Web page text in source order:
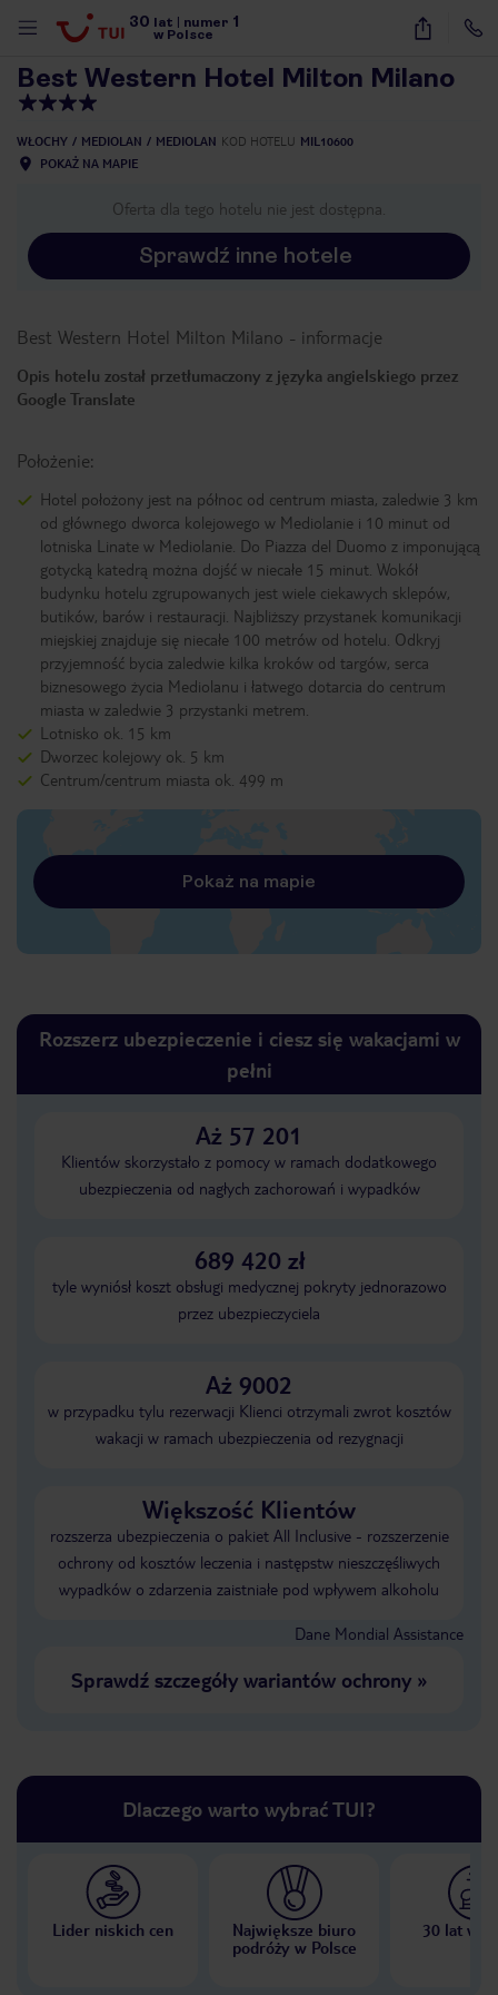
30 lat numer 1
w Polsce
40
Best Western Hotel Milton Milano
WŁOCHY MEDIOLAN MEDIOLAN KOD HOTELU MIL10600
POKAŻ NA MAPIE
Oferta dla tego hotelu nie jest dostępna.
Sprawdź inne hotele
Best Western Hotel Milton Milano - informacje
Opis hotelu został przetłumaczony z języka angielskiego przez
Google Translate
Położenie:
Hotel położony jest na północ od centrum miasta, zaledwie 3 km
od głównego dworca kolejowego w Mediolanie i 10 minut od
lotniska Linate w Mediolanie. Do Piazza del Duomo z imponującą
gotycką katedrą można dojść w niecałe 15 minut. Wokół
budynku hotelu zgrupowanych jest wiele ciekawych sklepów,
butików, barów i restauracji. Najbliższy przystanek komunikacji
miejskiej znajduje się niecałe 100 metrów od hotelu. Odkryj
przyjemność bycia zaledwie kilka kroków od targów, serca
biznesowego życia Mediolanu i łatwego dotarcia do centrum
miasta w zaledwie 3 przystanki metrem.
Lotnisko ok. 15 km
Dworzec kolejowy ok. 5 km
Centrum/centrum miasta ok. 499 m
Pokaż na mapie
Rozszerz ubezpieczenie i ciesz się wakacjami w
pełni
Aż 57 201
Klientów skorzystało z pomocy w ramach dodatkowego
ubezpieczenia od nagłych zachorowań i wypadków
689 420 zł
tyle wyniósł koszt obsługi medycznej pokryty jednorazowo
przez ubezpieczyciela
Aż 9002
w przypadku tylu rezerwacji Klienci otrzymali zwrot kosztów
wakacji w ramach ubezpieczenia od rezygnacji
Większość Klientów
rozszerza ubezpieczenia o pakiet All Inclusive - rozszerzenie
ochrony od kosztów leczenia i następstw nieszczęśliwych
wypadków o zdarzenia zaistniałe pod wpływem alkoholu
Dane Mondial Assistance
Sprawdź szczegóły wariantów ochrony»
Dlaczego warto wybrać TUI?
Lider niskich cen
Największe biuro
podróży w Polsce
30 lat w